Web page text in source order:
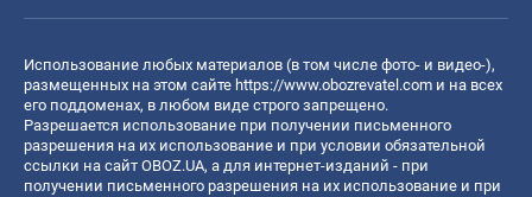
Использование любых материалов (в том числе фото- и видео-),
размещенных на этом сайте https://www.obozrevatel.com и на всех
его поддоменах, в любом виде строго запрещено.
Разрешается использование при получении письменного
разрешения на их использование и при условии обязательной
ссылки на сайт OBOZ.UA, а для интернет-изданий - при
получении письменного разрешения на их использование и при